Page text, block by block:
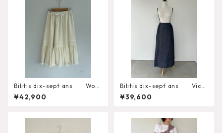
Bilitis dix-sept ans Wool
Gauze Skirt 2912-925
¥42,900
Bilitis dix-sept ans Victo
rian Skirt
¥39,600